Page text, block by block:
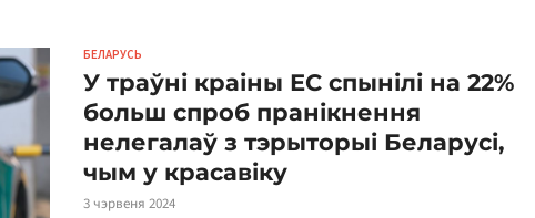
БЕЛАРУСЬ
У траўні краіны ЕC спынілі на 22%
больш спроб пранікнення
нелегалаў з тэрыторыі Беларусі,
чым у красавіку
3 чэрвеня 2024